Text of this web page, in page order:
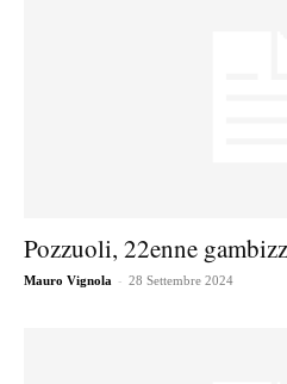
Pozzuoli, 22enne
Mauro Vignola - 28 Settembre 2024